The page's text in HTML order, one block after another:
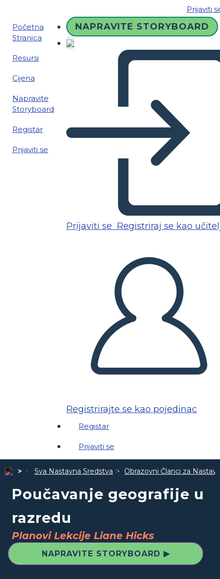
Prijaviti
Početna
Stranica
Resursi
Cijena
Napravite
Storyboard
Registar
Prijaviti se
NAPRAVITE STORYBOARD
Prijaviti se Registriraj se kao
Registrirajte se kao pojedinac
Registar
Prijaviti se
Sva Nastavna Sredstva Obrazovni Članci za
Poučavanje geografije u
razredu
Planovi Lekcije Liane Hicks
NAPRAVITE STORYBOARD ▶